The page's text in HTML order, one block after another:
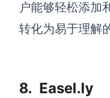
户能够轻松添加
转化为易于理解
8. Easel.ly